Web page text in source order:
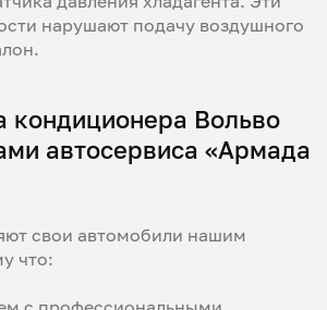
нарушают подачу воздушного
кондиционера Вольво
автосервиса «Армада
свои автомобили нашим
что: